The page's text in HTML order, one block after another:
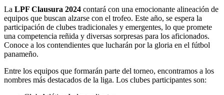
La LPF Clausura 2024 contará con una emocionante alineación de
equipos que buscan alzarse con el trofeo. Este año, se espera la
participación de clubes tradicionales y emergentes, lo que promete
una competencia reñida y diversas sorpresas para los aficionados.
Conoce a los contendientes que lucharán por la gloria en el fútbol
panameño.
Entre los equipos que formarán parte del torneo, encontramos a los
nombres más destacados de la liga. Los clubes participantes son: